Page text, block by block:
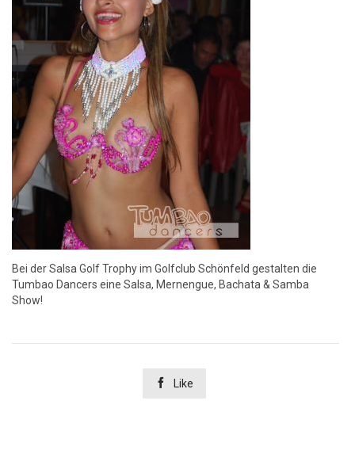
Bei der Salsa Golf Trophy im Golfclub Schönfeld gestalten die
Tumbao Dancers eine Salsa, Mernengue, Bachata & Samba
Show!
 Like